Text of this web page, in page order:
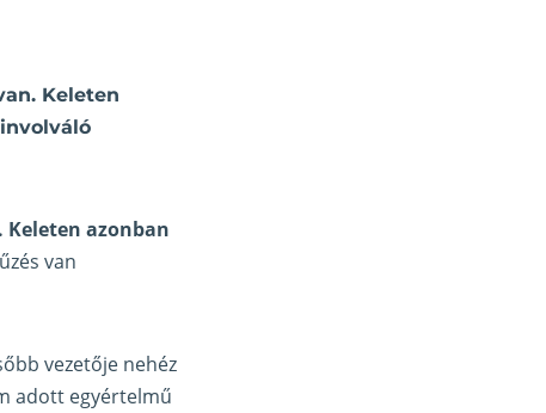
Keleten
azonban
van
vezetője nehéz
adott egyértelmű